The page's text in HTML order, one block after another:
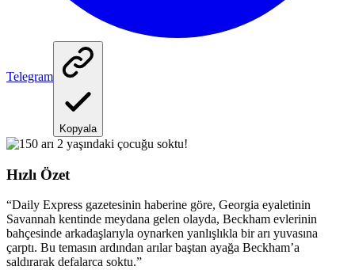
Telegram
Kopyala
Hızlı Özet
“Daily Express gazetesinin haberine göre, Georgia eyaletinin
Savannah kentinde meydana gelen olayda, Beckham evlerinin
bahçesinde arkadaşlarıyla oynarken yanlışlıkla bir arı yuvasına
çarptı. Bu temasın ardından arılar baştan ayağa Beckham’a
saldırarak defalarca soktu.”